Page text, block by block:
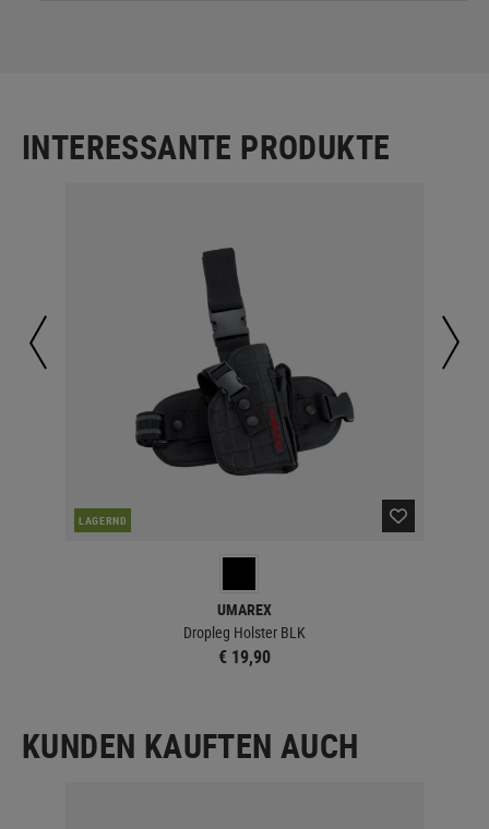
INTERESSANTE PRODUKTE
LAGERND
UMAREX
Dropleg Holster BLK
€ 19,90
KUNDEN KAUFTEN AUCH